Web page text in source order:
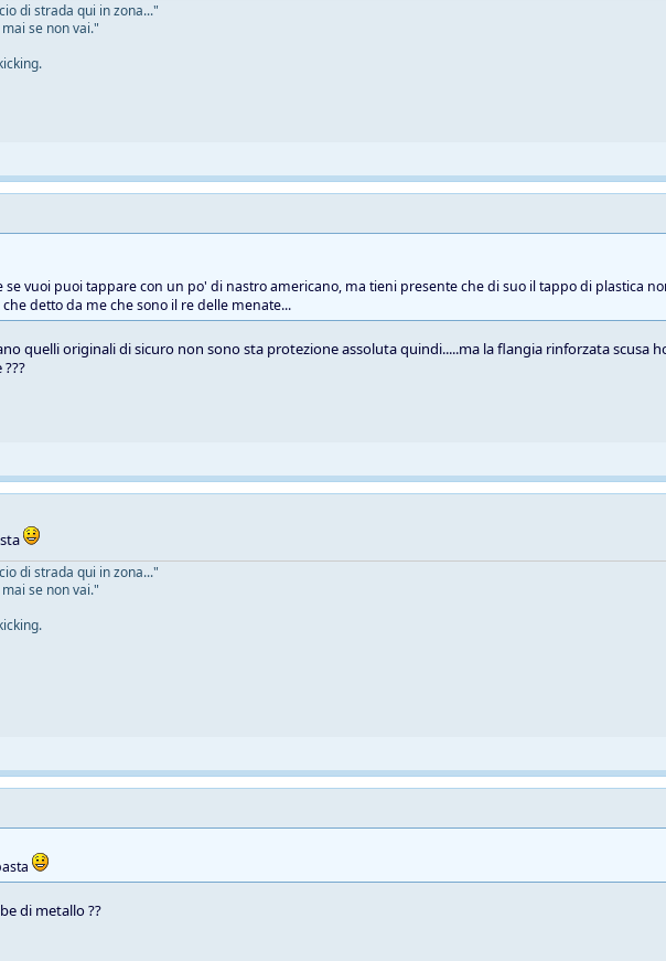
di strada qui in zona..."
se non vai."
se vuoi puoi tappare con un po' di nastro americano, ma tieni presente che di suo il tappo di plastica
detto da me che sono il re delle menate...
quelli originali di sicuro non sono sta protezione assoluta quindi.....ma la flangia rinforzata scusa
di strada qui in zona..."
se non vai."
di metallo ??